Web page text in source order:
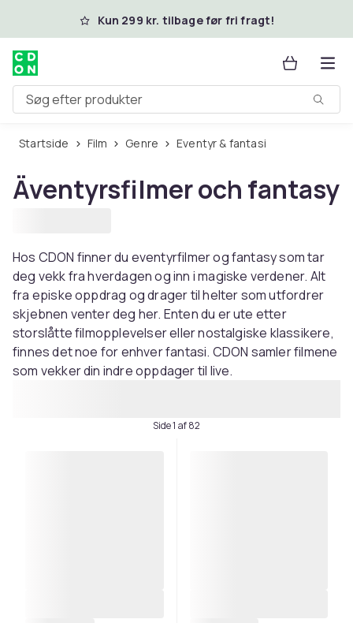
Spring til hovedindhold
Kun 299 kr. tilbage før fri fragt!
Søg efter produkter
Startside Film Genre Eventyr & fantasi
Äventyrsfilmer och fantasy
Hos CDON finner du eventyrfilmer og fantasy som tar
deg vekk fra hverdagen og inn i magiske verdener. Alt
fra episke oppdrag og drager til helter som utfordrer
skjebnen venter deg her. Enten du er ute etter
storslåtte filmopplevelser eller nostalgiske klassikere,
finnes det noe for enhver fantasi. CDON samler filmene
som vekker din indre oppdager til live.
Side 1 af 82